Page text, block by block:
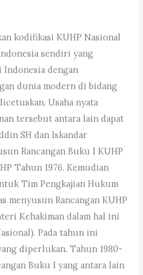
kodifikasi KUHP Nasional
sendiri yang
dengan
dunia modern di bidang
Usaha nyata
tersebut antara lain dapat
SH dan Iskandar
Rancangan Buku I KUHP
Tahun 1976. Kemudian
Tim Pengkajian Hukum
menyusun Rancangan KUHP
Kehakiman dalam hal ini
Pada tahun ini
diperlukan. Tahun 1980-
Buku I yang antara lain